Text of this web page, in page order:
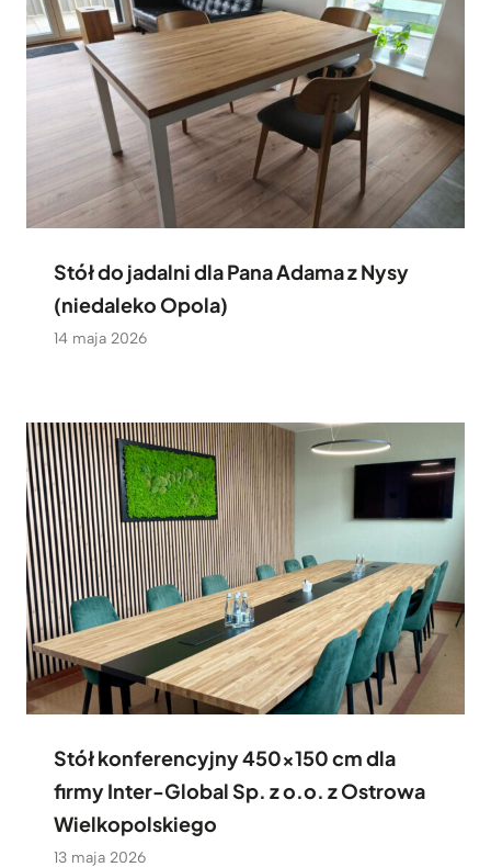
Stół do jadalni dla Pana Adama z Nysy
(niedaleko Opola)
14 maja 2026
Stół konferencyjny 450×150 cm dla
firmy Inter-Global Sp. z o.o. z Ostrowa
Wielkopolskiego
13 maja 2026